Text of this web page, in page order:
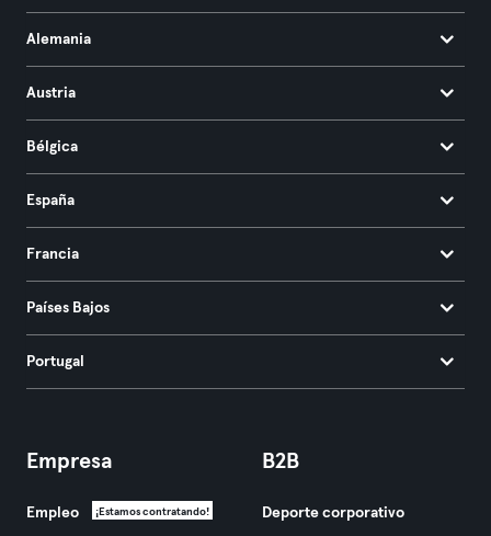
Alemania
Austria
Bélgica
España
Francia
Países Bajos
Portugal
Empresa
Empleo ¡Estamos contratando!
B2B
Deporte corporativo